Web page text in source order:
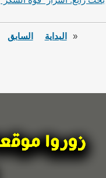
« البداية السابق